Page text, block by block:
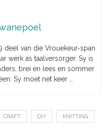
AARBEIKOLWYNTJIES